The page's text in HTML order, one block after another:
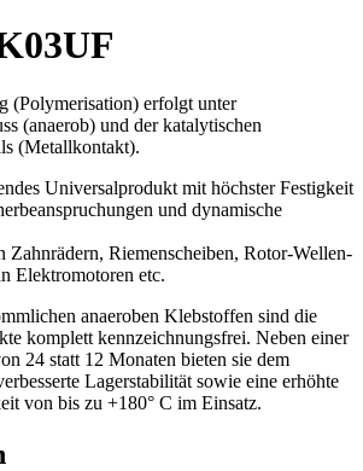
(Polymerisation) erfolgt unter
(anaerob) und der katalytischen
(Metallkontakt).
Universalprodukt mit höchster Festigkeit
und dynamische
Zahnrädern, Riemenscheiben, Rotor-Wellen-
Elektromotoren etc.
anaeroben Klebstoffen sind die
komplett kennzeichnungsfrei. Neben einer
24 statt 12 Monaten bieten sie dem
Lagerstabilität sowie eine erhöhte
von bis zu +180° C im Einsatz.